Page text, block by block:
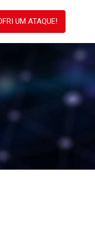
UM ATAQUE!